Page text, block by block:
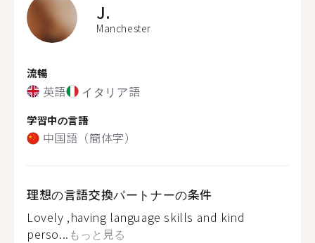
J.
Manchester
流暢
英語 イタリア語
学習中の言語
中国語（簡体字）
理想の言語交換パートナーの条件
Lovely ,having language skills and kind
perso... もっと見る